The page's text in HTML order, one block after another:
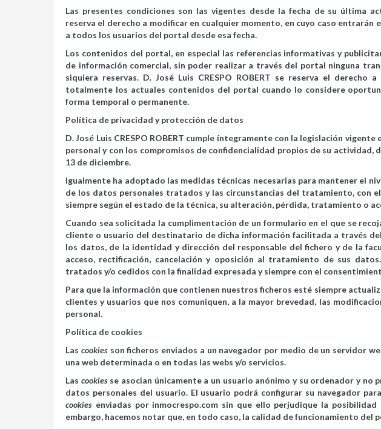
Las presentes condiciones son las vigentes desde la fecha de su última
reserva el derecho a modificar en cualquier momento, en cuyo caso entrarán
a todos los usuarios del portal desde esa fecha.
Los contenidos del portal, en especial las referencias informativas y
de información comercial, sin poder realizar a través del portal ninguna
siquiera reservas. D. José Luis CRESPO ROBERT se reserva el
totalmente los actuales contenidos del portal cuando lo considere
forma temporal o permanente.
Política de privacidad y protección de datos
D. José Luis CRESPO ROBERT cumple íntegramente con la legislación
personal y con los compromisos de confidencialidad propios de su actividad,
13 de diciembre.
Igualmente ha adoptado las medidas técnicas necesarias para mantener el
de los datos personales tratados y las circunstancias del tratamiento, con
siempre según el estado de la técnica, su alteración, pérdida, tratamiento o
Cuando sea solicitada la cumplimentación de un formulario en el que se
cliente o usuario del destinatario de dicha información facilitada a través
los datos, de la identidad y dirección del responsable del fichero y de la
acceso, rectificación, cancelación y oposición al tratamiento de sus
tratados y/o cedidos con la finalidad expresada y siempre con el
Para que la información que contienen nuestros ficheros esté siempre
clientes y usuarios que nos comuniquen, a la mayor brevedad, las
personal.
Política de cookies
Las cookiesson ficheros enviados a un navegador por medio de un servidor
una web determinada o en todas las webs y/o servicios.
Las cookiesse asocian únicamente a un usuario anónimo y su ordenador y
datos personales del usuario. El usuario podrá configurar su navegador
cookies enviadas por inmocrespo.com sin que ello perjudique la
embargo, hacemos notar que, en todo caso, la calidad de funcionamiento del